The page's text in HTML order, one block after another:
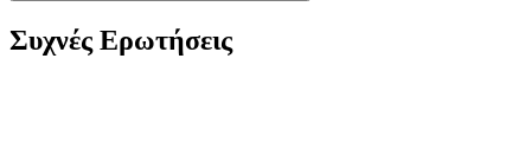
Συχνές Ερωτήσεις